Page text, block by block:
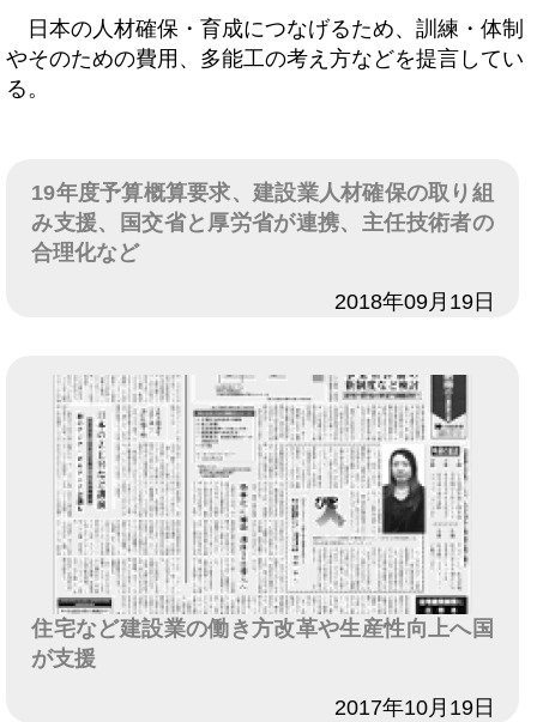
日本の人材確保・育成につなげるため、訓練・体制
やそのための費用、多能工の考え方などを提言してい
る。
19年度予算概算要求、建設業人材確保の取り組
み支援、国交省と厚労省が連携、主任技術者の
合理化など
2018年09月19日
住宅など建設業の働き方改革や生産性向上へ国
が支援
2017年10月19日